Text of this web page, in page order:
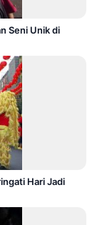
Seni Unik di
Hari Jadi